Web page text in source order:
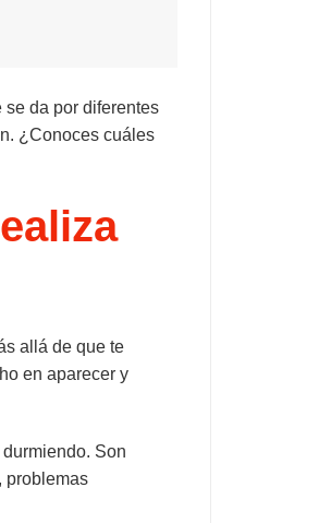
se da por diferentes
¿Conoces cuáles
allá de que te
en aparecer y
Son
problemas